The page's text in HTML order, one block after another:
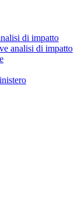
di impatto
analisi di impatto